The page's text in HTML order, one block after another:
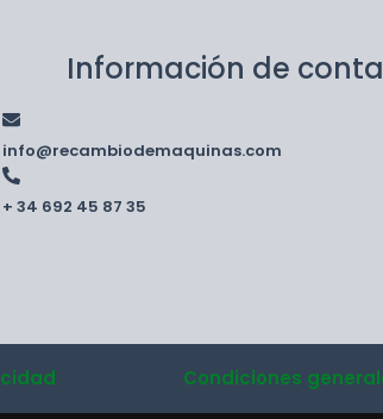
Información de
info@recambiodemaquinas.com
+ 34 692 45 87 35
Condiciones